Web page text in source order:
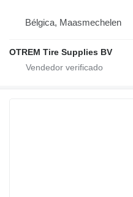
Bélgica, Maasmechelen
OTREM Tire Supplies BV